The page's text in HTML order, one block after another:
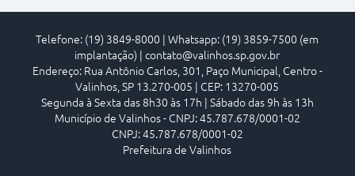
Telefone: (19) 3849-8000 | Whatsapp: (19) 3859-7500 (em
implantação) | contato@valinhos.sp.gov.br
Endereço: Rua Antônio Carlos, 301, Paço Municipal, Centro -
Valinhos, SP 13.270-005 | CEP: 13270-005
Segunda à Sexta das 8h30 às 17h | Sábado das 9h às 13h
Município de Valinhos - CNPJ: 45.787.678/0001-02
CNPJ: 45.787.678/0001-02
Prefeitura de Valinhos